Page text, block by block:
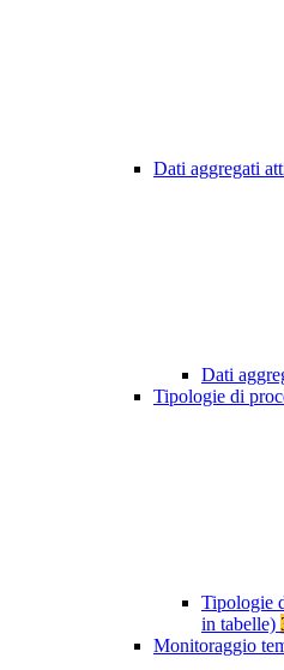
Dati aggregati
Dati
Tipologie di
Tipologie
in tabelle)
Monitoraggio